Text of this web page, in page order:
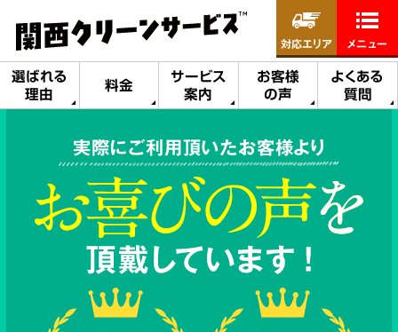
選ばれる
理由
料金
サービス
案内
お客様
の声
よくある
質問
対応エリア メニュー
実際にご利用頂いたお客様より